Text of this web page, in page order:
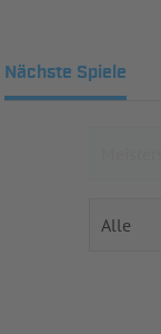
Nächste Spiele